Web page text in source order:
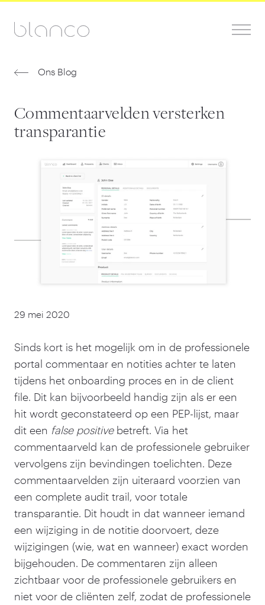
Ons Blog
Commentaarvelden versterken
transparantie
29 mei 2020
Sinds kort is het mogelijk om in de professionele
portal commentaar en notities achter te laten
tijdens het onboarding proces en in de client
file. Dit kan bijvoorbeeld handig zijn als er een
hit wordt geconstateerd op een PEP-lijst, maar
dit een false positive betreft. Via het
commentaarveld kan de professionele gebruiker
vervolgens zijn bevindingen toelichten. Deze
commentaarvelden zijn uiteraard voorzien van
een complete audit trail, voor totale
transparantie. Dit houdt in dat wanneer iemand
een wijziging in de notitie doorvoert, deze
wijzigingen (wie, wat en wanneer) exact worden
bijgehouden. De commentaren zijn alleen
zichtbaar voor de professionele gebruikers en
niet voor de cliënten zelf, zodat de professionele